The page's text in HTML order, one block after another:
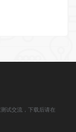
试交流，下载后请在